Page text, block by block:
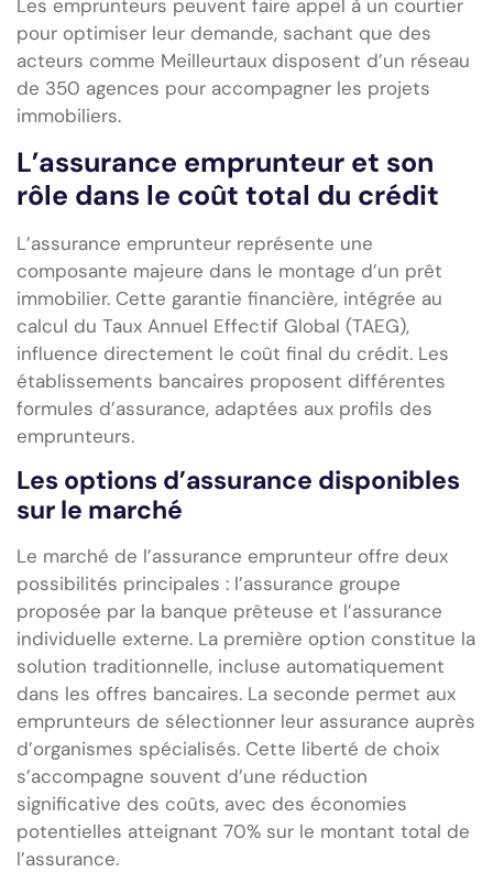
Les emprunteurs peuvent faire appel à un courtier
pour optimiser leur demande, sachant que des
acteurs comme Meilleurtaux disposent d’un réseau
de 350 agences pour accompagner les projets
immobiliers.
L’assurance emprunteur et son
rôle dans le coût total du crédit
L’assurance emprunteur représente une
composante majeure dans le montage d’un prêt
immobilier. Cette garantie financière, intégrée au
calcul du Taux Annuel Effectif Global (TAEG),
influence directement le coût final du crédit. Les
établissements bancaires proposent différentes
formules d’assurance, adaptées aux profils des
emprunteurs.
Les options d’assurance disponibles
sur le marché
Le marché de l’assurance emprunteur offre deux
possibilités principales : l’assurance groupe
proposée par la banque prêteuse et l’assurance
individuelle externe. La première option constitue la
solution traditionnelle, incluse automatiquement
dans les offres bancaires. La seconde permet aux
emprunteurs de sélectionner leur assurance auprès
d’organismes spécialisés. Cette liberté de choix
s’accompagne souvent d’une réduction
significative des coûts, avec des économies
potentielles atteignant 70% sur le montant total de
l’assurance.